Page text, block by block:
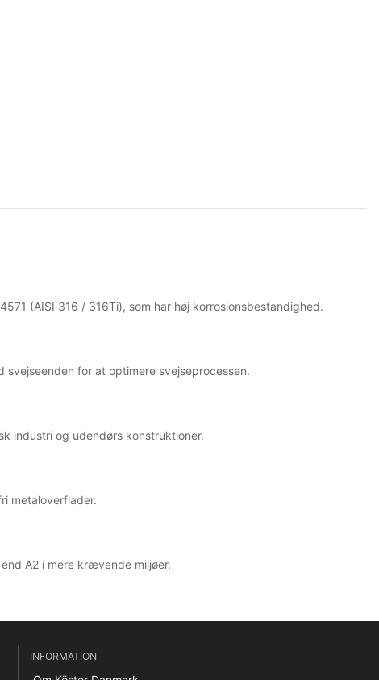
(AISI 316 / 316Ti), som har høj korrosionsbestandighed.
for at optimere svejseprocessen.
industri og udendørs konstruktioner.
metaloverflader.
A2 i mere krævende miljøer.
INFORMATION